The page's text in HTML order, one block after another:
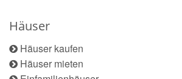
Häuser
Häuser kaufen
Häuser mieten